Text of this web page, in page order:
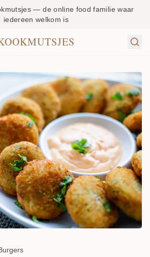
— de online food familie waar
iedereen welkom is